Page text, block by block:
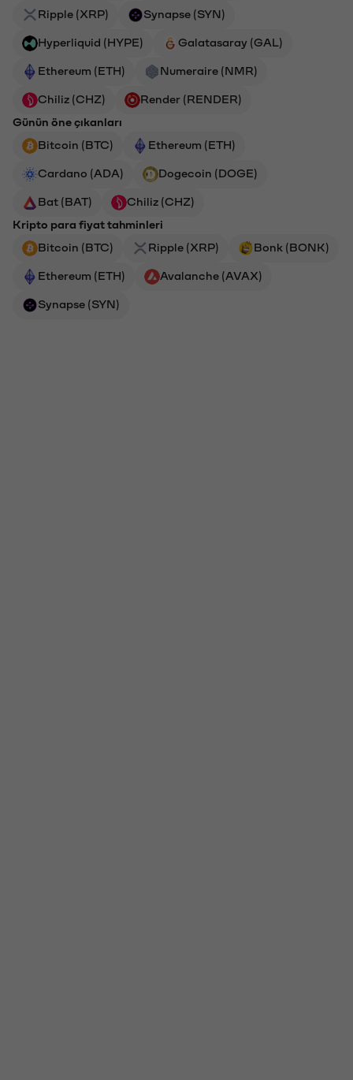
Ripple (XRP) Synapse (SYN)
Hyperliquid (HYPE) Galatasaray (GAL)
Ethereum (ETH) Numeraire (NMR)
Chiliz (CHZ)
Render (RENDER)
Günün öne çıkanları
Bitcoin (BTC)
Ethereum (ETH)
Cardano (ADA) Dogecoin (DOGE)
Bat (BAT)
Chiliz (CHZ)
Kripto para fiyat tahminleri
Bitcoin (BTC)
Ripple (XRP) Bonk (BONK)
Ethereum (ETH) Avalanche (AVAX)
Synapse (SYN)